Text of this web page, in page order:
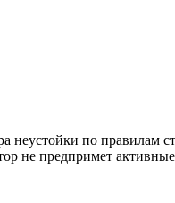
неустойки по правилам
не предпримет